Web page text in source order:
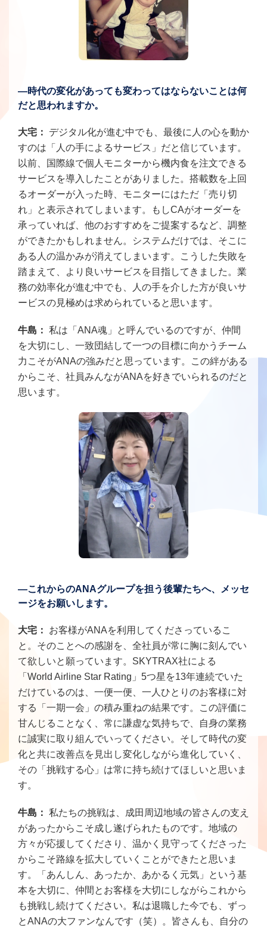
―時代の変化があっても変わってはならないことは何
だと思われますか。
大宅：
デジタル化が進む中でも、最後に人の心を動か
すのは「人の手によるサービス」だと信じています。
以前、国際線で個人モニターから機内食を注文できる
サービスを導入したことがありました。搭載数を上回
るオーダーが入った時、モニターにはただ「売り切
れ」と表示されてしまいます。もしCAがオーダーを
承っていれば、他のおすすめをご提案するなど、調整
ができたかもしれません。システムだけでは、そこに
ある人の温かみが消えてしまいます。こうした失敗を
踏まえて、より良いサービスを目指してきました。業
務の効率化が進む中でも、人の手を介した方が良いサ
ービスの見極めは求められていると思います。
牛島： 私は「ANA魂」と呼んでいるのですが、仲間
を大切にし、一致団結して一つの目標に向かうチーム
力こそがANAの強みだと思っています。この絆がある
からこそ、社員みんながANAを好きでいられるのだと
思います。
―これからのANAグループを担う後輩たちへ、メッセ
ージをお願いします。
大宅：
お客様がANAを利用してくださっているこ
と。そのことへの感謝を、全社員が常に胸に刻んでい
て欲しいと願っています。SKYTRAX社による
「World Airline Star Rating」5つ星を13年連続でいた
だけているのは、一便一便、一人ひとりのお客様に対
する「一期一会」の積み重ねの結果です。この評価に
甘んじることなく、常に謙虚な気持ちで、自身の業務
に誠実に取り組んでいってください。そして時代の変
化と共に改善点を見出し変化しながら進化していく、
その「挑戦する心」は常に持ち続けてほしいと思いま
す。
牛島： 私たちの挑戦は、成田周辺地域の皆さんの支え
があったからこそ成し遂げられたものです。地域の
方々が応援してくださり、温かく見守ってくださった
からこそ路線を拡大していくことができたと思いま
す。「あんしん、あったか、あかるく元気」という基
本を大切に、仲間とお客様を大切にしながらこれから
も挑戦し続けてください。私は退職した今でも、ずっ
とANAの大ファンなんです（笑）。皆さんも、自分の